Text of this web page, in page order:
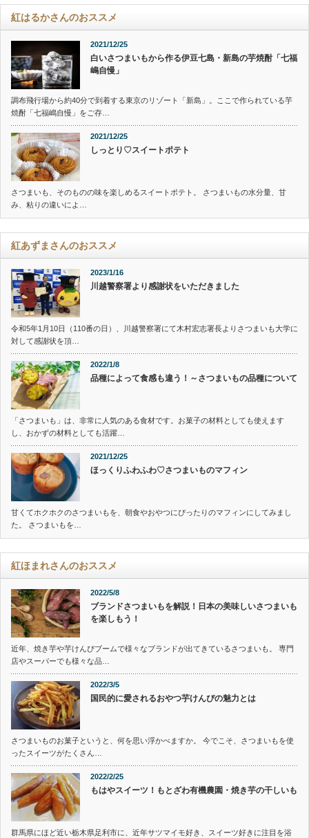
紅はるかさんのおススメ
2021/12/25
白いさつまいもから作る伊豆七島・新島の芋焼酎「七福
嶋自慢」
調布飛行場から約40分で到着する東京のリゾート「新島」。ここで作られている芋
焼酎「七福嶋自慢」をご存…
2021/12/25
しっとり♡スイートポテト
さつまいも、そのものの味を楽しめるスイートポテト。 さつまいもの水分量、甘
み、粘りの違いによ…
紅あずまさんのおススメ
2023/1/16
川越警察署より感謝状をいただきました
令和5年1月10日（110番の日）、川越警察署にて木村宏志署長よりさつまいも大学に
対して感謝状を頂…
2022/1/8
品種によって食感も違う！～さつまいもの品種について
「さつまいも」は、非常に人気のある食材です。お菓子の材料としても使えます
し、おかずの材料としても活躍…
2021/12/25
ほっくりふわふわ♡さつまいものマフィン
甘くてホクホクのさつまいもを、朝食やおやつにぴったりのマフィンにしてみまし
た。 さつまいもを…
紅ほまれさんのおススメ
2022/5/8
ブランドさつまいもを解説！日本の美味しいさつまいも
を楽しもう！
近年、焼き芋や芋けんぴブームで様々なブランドが出てきているさつまいも。 専門
店やスーパーでも様々な品…
2022/3/5
国民的に愛されるおやつ芋けんぴの魅力とは
さつまいものお菓子というと、何を思い浮かべますか。 今でこそ、さつまいもを使
ったスイーツがたくさん…
2022/2/25
もはやスイーツ！もとざわ有機農園・焼き芋の干しいも
群馬県にほど近い栃木県足利市に、近年サツマイモ好き、スイーツ好きに注目を浴